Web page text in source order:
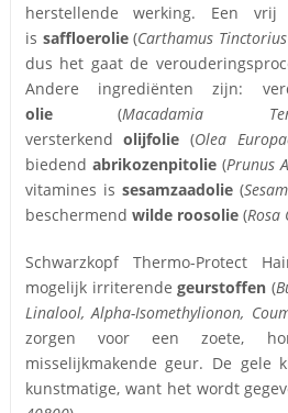
herstellende werking. Een vrij
is saffloerolie(Carthamus
dus het gaat de
Andere ingrediënten zijn:
olie(Macadamia
versterkendolijfolie (Olea
biedend abrikozenpitolie(Prunus
vitamines is sesamzaadolie(
beschermend wilde roosolie(Rosa
Schwarzkopf Thermo-Protect
mogelijk irriterendegeurstoffen (
Linalool, Alpha-Isomethylionon,
zorgen voor een zoete,
misselijkmakende geur. De gele
kunstmatige, want het wordt